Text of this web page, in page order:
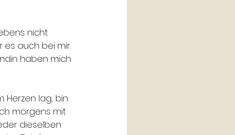
nicht
es auch bei mir.
haben mich
Herzen lag, bin
morgens mit
dieselben